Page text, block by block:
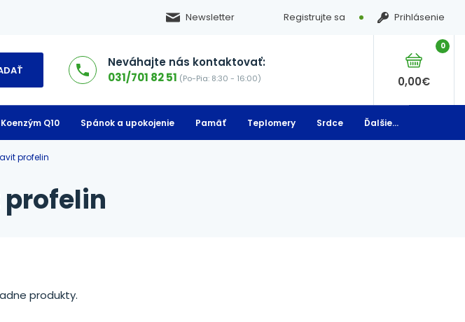
Newsletter Registrujte sa Prihlásenie
Neváhajte nás kontaktovať:
031/701 82 51 (Po-Pia: 8:30 - 16:00)
0
0,00€
Koenzým Q10 Spánok a upokojenie Pamäť Teplomery Srdce Ďalšie...
profelin
profelin
produkty.